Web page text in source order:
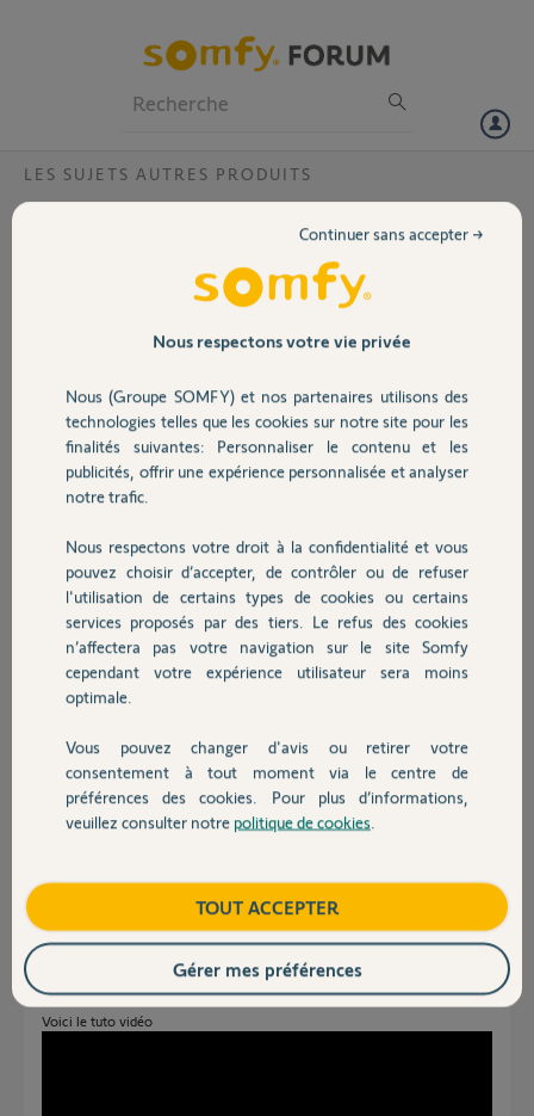
Volet
Sécurité
Domotique
Chauffage
Autres produits
Devis avec un pro
Contact
LES SUJETS AUTRES PRODUITS
comment remplacer un émetteur 154136A
Bonjour,
je voudrais remplacer un ancien
émetteur 154136A par un plus
simple apairage sans avoir à tout
reprogrammer. Mais je ne trouve
pas le bouton program sur le
154136A. Quelqu'un sait-il
comment faire ?
Jacques
il y a 2 mois
Participer au fil de discussion
Réponses
Il faut réinitialiser le moteur
Voici le tuto vidéo
Nous respectons votre vie privée
Nous (Groupe SOMFY) et nos partenaires utilisons des
technologies telles que les cookies sur notre site pour les
finalités suivantes: Personnaliser le contenu et les
publicités, offrir une expérience personnalisée et analyser
notre trafic.
Nous respectons votre droit à la confidentialité et vous
pouvez choisir d’accepter, de contrôler ou de refuser
l'utilisation de certains types de cookies ou certains
services proposés par des tiers. Le refus des cookies
n’affectera pas votre navigation sur le site Somfy
cependant votre expérience utilisateur sera moins
optimale.
Vous pouvez changer d'avis ou retirer votre
consentement à tout moment via le centre de
préférences des cookies. Pour plus d’informations,
veuillez consulter notre politique de cookies
Continuer sans accepter →
TOUT ACCEPTER
Gérer mes préférences